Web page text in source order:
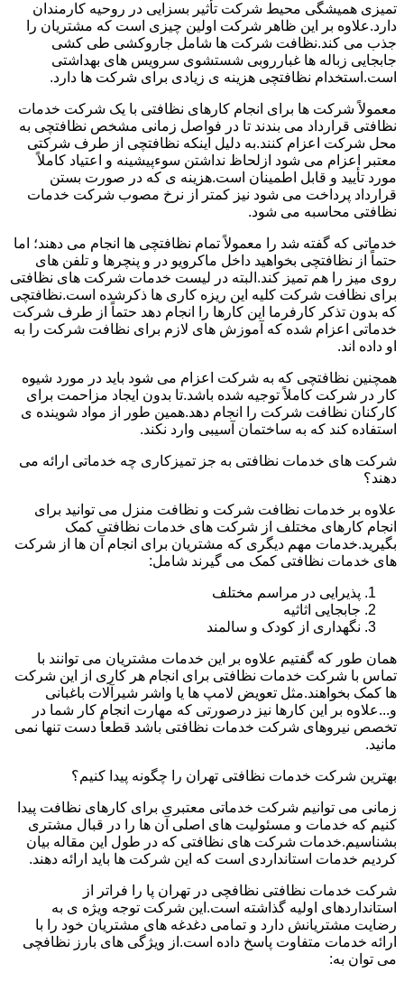
تمیزی همیشگی محیط شرکت تأثیر بسزایی در روحیه کارمندان
دارد.علاوه بر این ظاهر شرکت اولین چیزی است که مشتریان را
جذب می کند.نظافت شرکت ها شامل جاروکشی طی کشی
جابجایی زباله ها غبارروبی شستشوی سرویس های بهداشتی
است.استخدام نظافتچی هزینه ی زیادی برای شرکت ها دارد.
معمولاً شرکت ها برای انجام کارهای نظافتی با یک شرکت خدمات
نظافتی قرارداد می بندند تا در فواصل زمانی مشخص نظافتچی به
محل شرکت اعزام کنند.به دلیل اینکه نظافتچی از طرف شرکتی
معتبر اعزام می شود ازلحاظ نداشتن سوءپیشینه و اعتیاد کاملاً
مورد تأیید و قابل اطمینان است.هزینه ی که در صورت بستن
قرارداد پرداخت می شود نیز کمتر از نرخ مصوب شرکت خدمات
نظافتی محاسبه می شود.
خدماتی که گفته شد را معمولاً تمام نظافتچی ها انجام می دهند؛ اما
حتماً از نظافتچی بخواهید داخل ماکرویو در و پنچرها و تلفن های
روی میز را هم تمیز کند.البته در لیست خدمات شرکت های نظافتی
برای نظافت شرکت کلیه این ریزه کاری ها ذکرشده است.نظافتچی
که بدون تذکر کارفرما این کارها را انجام دهد حتماً از طرف شرکت
خدماتی اعزام شده که آموزش های لازم برای نظافت شرکت را به
او داده اند.
همچنین نظافتچی که به شرکت اعزام می شود باید در مورد شیوه
کار در شرکت کاملاً توجیه شده باشد.تا بدون ایجاد مزاحمت برای
کارکنان نظافت شرکت را انجام دهد.همین طور از مواد شوینده ی
استفاده کند که به ساختمان آسیبی وارد نکند.
شرکت های خدمات نظافتی به جز تمیزکاری چه خدماتی ارائه می
دهند؟
علاوه بر خدمات نظافت شرکت و نظافت منزل می توانید برای
انجام کارهای مختلف از شرکت های خدمات نظافتی کمک
بگیرید.خدمات مهم دیگری که مشتریان برای انجام آن ها از شرکت
های خدمات نظافتی کمک می گیرند شامل:
پذیرایی در مراسم مختلف
جابجایی اثاثیه
نگهداری از کودک و سالمند
همان طور که گفتیم علاوه بر این خدمات مشتریان می توانند با
تماس با شرکت خدمات نظافتی برای انجام هر کاری از این شرکت
ها کمک بخواهند.مثل تعویض لامپ ها یا واشر شیرآلات باغبانی
و...علاوه بر این کارها نیز درصورتی که مهارت انجام کار شما در
تخصص نیروهای شرکت خدمات نظافتی باشد قطعاً دست تنها نمی
مانید.
بهترین شرکت خدمات نظافتی تهران را چگونه پیدا کنیم؟
زمانی می توانیم شرکت خدماتی معتبری برای کارهای نظافت پیدا
کنیم که خدمات و مسئولیت های اصلی آن ها را در قبال مشتری
بشناسیم.خدمات شرکت های نظافتی که در طول این مقاله بیان
کردیم خدمات استانداردی است که این شرکت ها باید ارائه دهند.
شرکت خدمات نظافتی نظافچی در تهران پا را فراتر از
استانداردهای اولیه گذاشته است.این شرکت توجه ویژه ی به
رضایت مشتریانش دارد و تمامی دغدغه های مشتریان خود را با
ارائه خدمات متفاوت پاسخ داده است.از ویژگی های بارز نظافچی
می توان به: